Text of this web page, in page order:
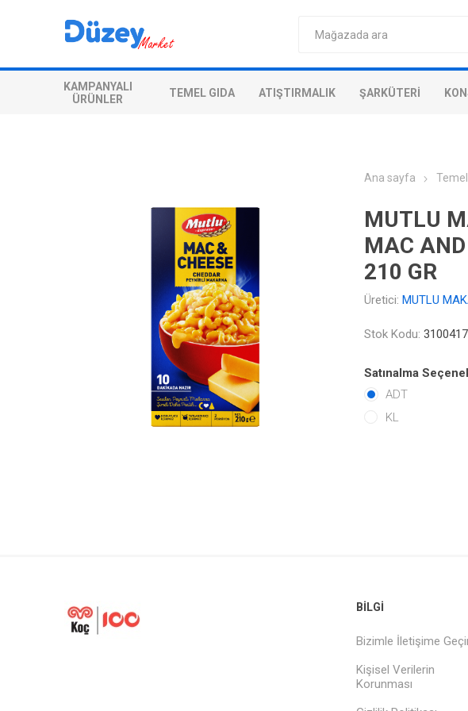
KAMPANYALI
ÜRÜNLER
TEMEL GIDA ATIŞTIRMALIK ŞARKÜTERI
Ana sayfa Temel
MUTLU
MAC
210 GR
Üretici: MUTLU
Stok Kodu:
Satınalma
ADT
KL
BILGI
Bizimle İletişime
Kişisel Verilerin
Korunması